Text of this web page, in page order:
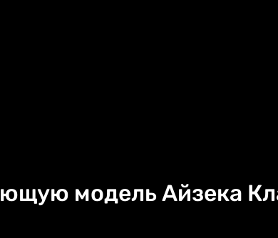
модель Айзека